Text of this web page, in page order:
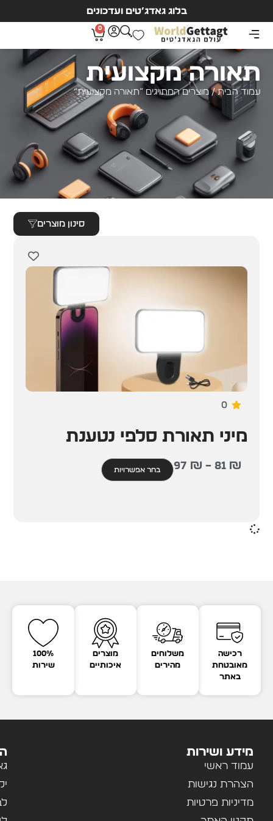
בלוג גאדג’טים ועדכונים
0
תאורה מקצועית
עמוד הבית/ מוצרים המתויגים “תאורה מקצועית”
סינון מוצרים
0
מיני תאורת סלפי נטענת
81 ₪
–
97 ₪ בחר אפשרויות
רכישה
מאובטחת
באתר
משלוחים
מהירים
מוצרים
איכותיים
100%
שירות
מידע ושירות
עמוד ראשי
הצהרת נגישות
מדיניות פרטיות